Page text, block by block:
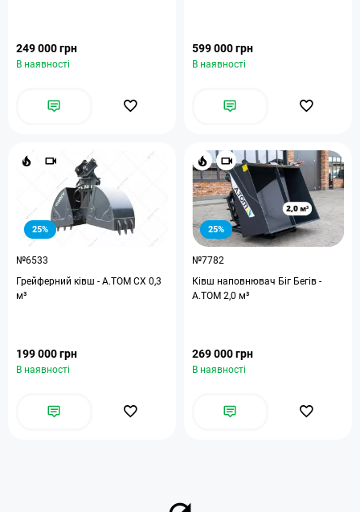
249 000 грн
В наявності
599 000 грн
В наявності
25%
№6533
Грейферний ківш - A.TOM CX 0,3
м³
199 000 грн
В наявності
25%
№7782
Ківш наповнювач Біг Бегів -
А.ТОМ 2,0 м³
269 000 грн
В наявності